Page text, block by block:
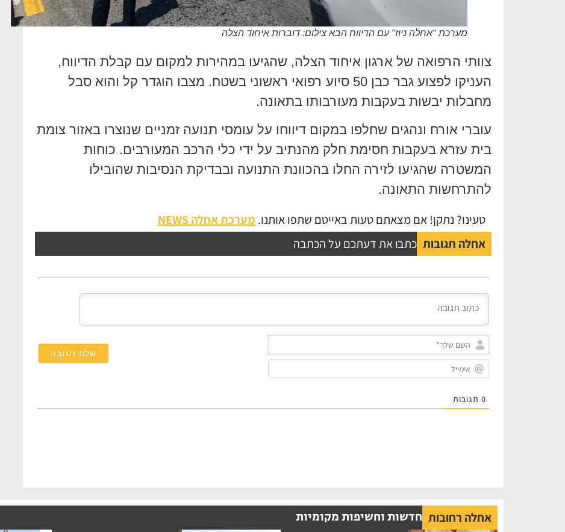
מערכת "אחלה ניוז" עם הדיווח הבא צילום: דוברות איחוד הצלה
צוותי הרפואה של ארגון איחוד הצלה, שהגיעו במהירות למקום עם קבלת הדיווח,
העניקו לפצוע גבר כבן 50 סיוע רפואי ראשוני בשטח. מצבו הוגדר קל והוא סבל
מחבלות יבשות בעקבות מעורבותו בתאונה.
עוברי אורח ונהגים שחלפו במקום דיווחו על עומסי תנועה זמניים שנוצרו באזור צומת
בית עזרא בעקבות חסימת חלק מהנתיב על ידי כלי הרכב המעורבים. כוחות
המשטרה שהגיעו לזירה החלו בהכוונת התנועה ובבדיקת הנסיבות שהובילו
להתרחשות התאונה.
טעינו? נתקן! אם מצאתם טעות באייטם שתפו אותנו. מערכת אחלה NEWS
אחלה תגובות כתבו את דעתכם על הכתבה
שלך*
0 תגובות
אחלה רחובות חדשות וחשיפות מקומיות